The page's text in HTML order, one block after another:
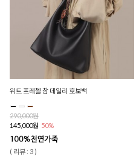
위트 프레첼 참 데일리 호보백
290,000원
145,000원 50%
( 리뷰 : 3 )